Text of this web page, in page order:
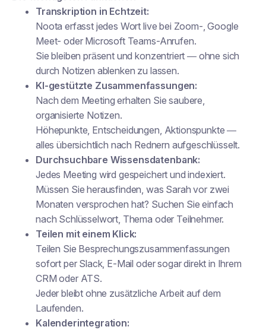
Transkription in Echtzeit:
Noota erfasst jedes Wort live bei Zoom-, Google
Meet- oder Microsoft Teams-Anrufen.
Sie bleiben präsent und konzentriert — ohne sich
durch Notizen ablenken zu lassen.
KI-gestützte Zusammenfassungen:
Nach dem Meeting erhalten Sie saubere,
organisierte Notizen.
Höhepunkte, Entscheidungen, Aktionspunkte —
alles übersichtlich nach Rednern aufgeschlüsselt.
Durchsuchbare Wissensdatenbank:
Jedes Meeting wird gespeichert und indexiert.
Müssen Sie herausfinden, was Sarah vor zwei
Monaten versprochen hat? Suchen Sie einfach
nach Schlüsselwort, Thema oder Teilnehmer.
Teilen mit einem Klick:
Teilen Sie Besprechungszusammenfassungen
sofort per Slack, E-Mail oder sogar direkt in Ihrem
CRM oder ATS.
Jeder bleibt ohne zusätzliche Arbeit auf dem
Laufenden.
Kalenderintegration: